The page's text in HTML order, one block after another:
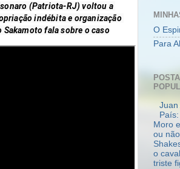
(Patriota-RJ) voltou a
indébita e organização
fala sobre o caso
O
Para
Juan
Moro
ou
o
triste